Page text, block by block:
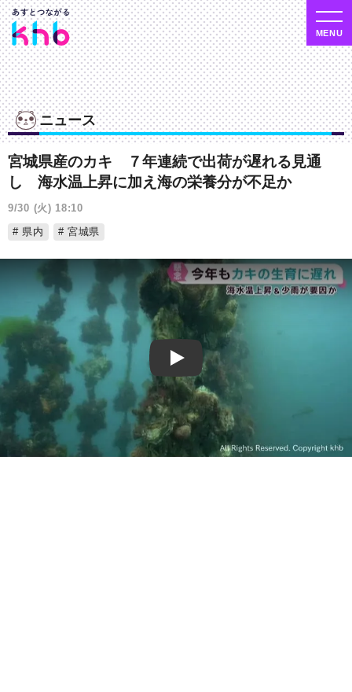
ニュース
宮城県産のカキ ７年連続で出荷が遅れる見通
し 海水温上昇に加え海の栄養分が不足か
9/30 (火) 18:10
県内
宮城県
Play